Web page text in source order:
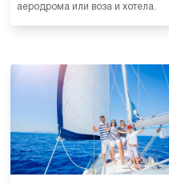
аеродрома или воза и хотела.